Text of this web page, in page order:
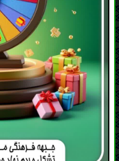
لیست برندگان روز
روزانه ماه بندگی خدا